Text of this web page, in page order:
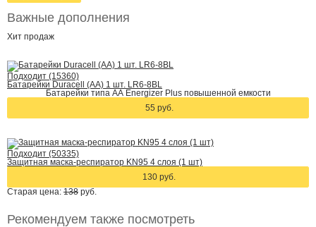
Важные дополнения
Хит продаж
Подходит (15360)
Батарейки Duracell (АА) 1 шт. LR6-8BL
Батарейки типа АА Energizer Plus повышенной емкости
55 руб.
Подходит (50335)
Защитная маска-респиратор KN95 4 слоя (1 шт)
130 руб.
Старая цена: 138 руб.
Рекомендуем также посмотреть